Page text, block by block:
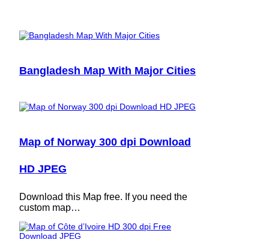
Bangladesh Map With Major Cities
Map of Norway 300 dpi Download
HD JPEG
Download this Map free. If you need the
custom map…